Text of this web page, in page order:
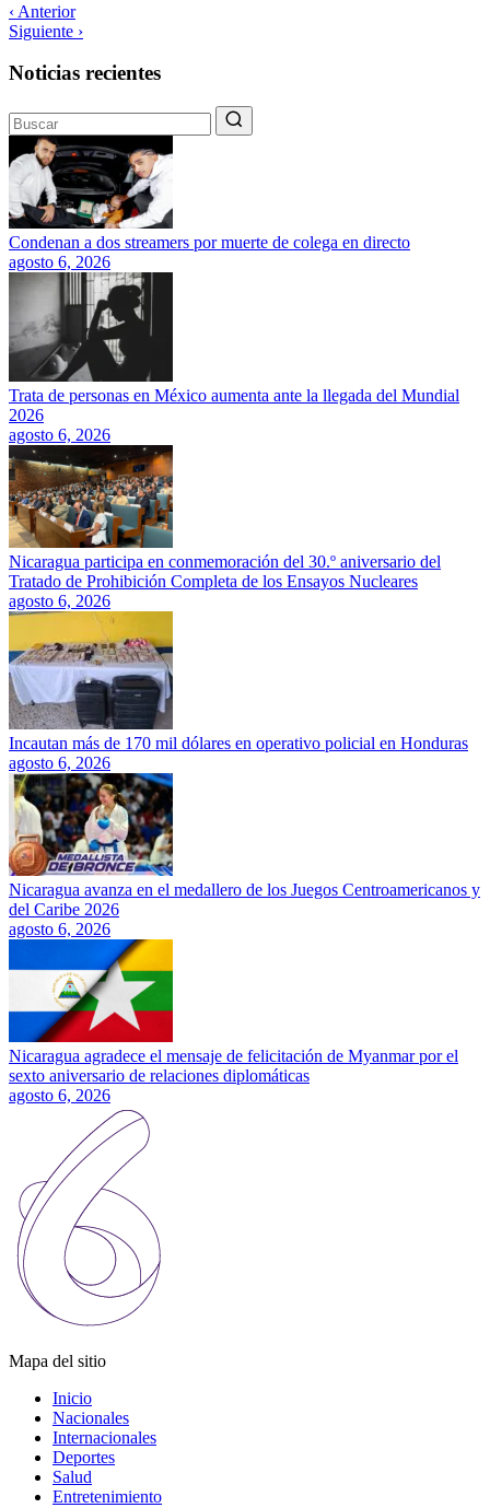
‹ Anterior
Siguiente ›
Noticias recientes
Condenan a dos streamers por muerte de colega en directo
agosto 6, 2026
Trata de personas en México aumenta ante la llegada del Mundial
2026
agosto 6, 2026
Nicaragua participa en conmemoración del 30.º aniversario del
Tratado de Prohibición Completa de los Ensayos Nucleares
agosto 6, 2026
Incautan más de 170 mil dólares en operativo policial en Honduras
agosto 6, 2026
Nicaragua avanza en el medallero de los Juegos Centroamericanos y
del Caribe 2026
agosto 6, 2026
Nicaragua agradece el mensaje de felicitación de Myanmar por el
sexto aniversario de relaciones diplomáticas
agosto 6, 2026
Mapa del sitio
Inicio
Nacionales
Internacionales
Deportes
Salud
Entretenimiento